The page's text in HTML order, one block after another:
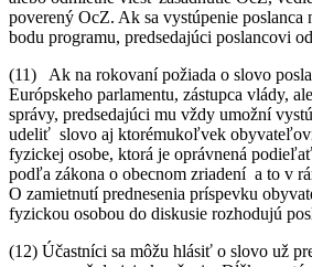
poverený OcZ. Ak sa vystúpenie
bodu programu, predsedajúci poslancovi
(11) Ak na rokovaní požiada o slovo
Európskeho parlamentu, zástupca vlády,
správy, predsedajúci mu vždy umožní
udeliť slovo aj ktorémukoľvek
fyzickej osobe, ktorá je oprávnená
podľa zákona o obecnom zriadení a to v
O zamietnutí prednesenia príspevku
fyzickou osobou do diskusie rozhodujú
(12) Účastníci sa môžu hlásiť o slovo už